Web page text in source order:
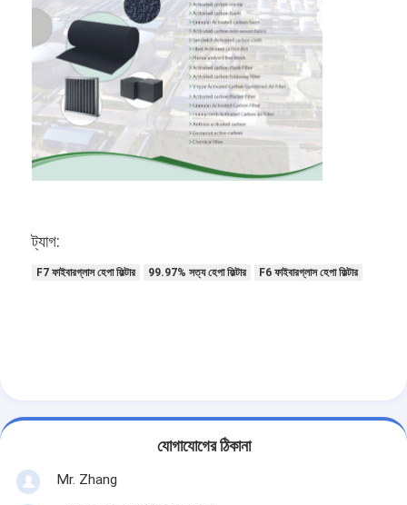
আমাদের সম্পর্কে
ট্যাগ:
F7 ফাইবারগ্লাস হেপা ফিল্টার 99.97% সত্য হেপা ফিল্টার F6 ফাইবারগ্লাস হেপা ফিল্টার
যোগাযোগের ঠিকানা
Mr. Zhang